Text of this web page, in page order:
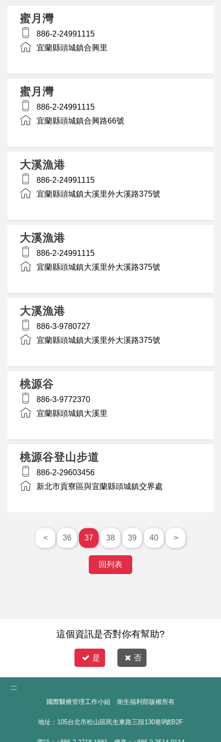
蜜月灣
886-2-24991115
宜蘭縣頭城鎮合興里
蜜月灣
886-2-24991115
宜蘭縣頭城鎮合興路66號
大溪漁港
886-2-24991115
宜蘭縣頭城鎮大溪里外大溪路375號
大溪漁港
886-2-24991115
宜蘭縣頭城鎮大溪里外大溪路375號
大溪漁港
886-3-9780727
宜蘭縣頭城鎮大溪里外大溪路375號
桃源谷
886-3-9772370
宜蘭縣頭城鎮大溪里
桃源谷登山步道
886-2-29603456
新北市貢寮區與宜蘭縣頭城鎮交界處
< 36 37 38 39 40 >
回列表
這個資訊是否對你有幫助?
是 否
:::
國際醫療管理工作小組 衛生福利部版權所有
地址：105台北市松山區民生東路三段130巷9號B2F